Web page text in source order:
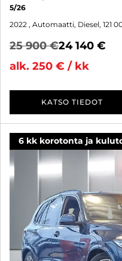
5/26
2022 , Automaatti, Diesel, 121
25 900 €24 140 €
alk. 250 € / kk
KATSO TIEDOT
6 kk korotonta ja